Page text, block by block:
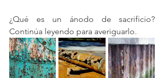
¿Qué es un ánodo de sacrificio?
Continúa leyendo para averiguarlo.